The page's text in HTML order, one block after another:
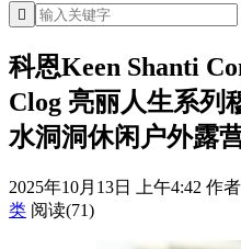

科恩Keen Shanti
Clog 亮丽人生系列
水洞洞休闲户外露
2025年10月13日 上午4:42 作
类 阅读(71)